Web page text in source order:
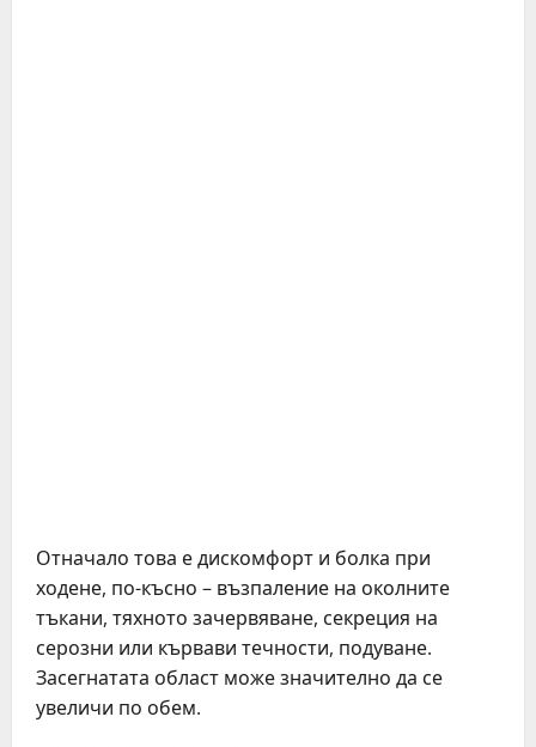
Отначало това е дискомфорт и болка при
ходене, по-късно – възпаление на околните
тъкани, тяхното зачервяване, секреция на
серозни или кървави течности, подуване.
Засегнатата област може значително да се
увеличи по обем.